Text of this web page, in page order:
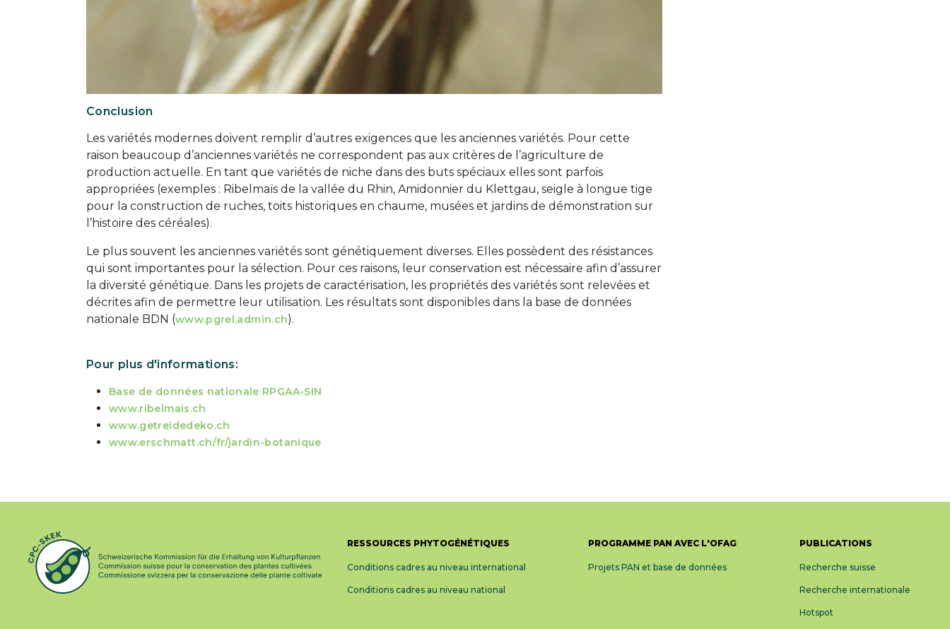
Conclusion
Les variétés modernes doivent remplir d’autres exigences que les anciennes variétés. Pour cette
raison beaucoup d’anciennes variétés ne correspondent pas aux critères de l’agriculture de
production actuelle. En tant que variétés de niche dans des buts spéciaux elles sont parfois
appropriées (exemples : Ribelmaïs de la vallée du Rhin, Amidonnier du Klettgau, seigle à longue tige
pour la construction de ruches, toits historiques en chaume, musées et jardins de démonstration sur
l’histoire des céréales).
Le plus souvent les anciennes variétés sont génétiquement diverses. Elles possèdent des résistances
qui sont importantes pour la sélection. Pour ces raisons, leur conservation est nécessaire afin d’assurer
la diversité génétique. Dans les projets de caractérisation, les propriétés des variétés sont relevées et
décrites afin de permettre leur utilisation. Les résultats sont disponibles dans la base de données
nationale BDN (www.pgrel.admin.ch).
Pour plus d'informations:
Base de données nationale RPGAA-SIN
www.ribelmais.ch
www.getreidedeko.ch
www.erschmatt.ch/fr/jardin-botanique
RESSOURCES PHYTOGÉNÉTIQUES
Conditions cadres au niveau international
Conditions cadres au niveau national
PROGRAMME PAN AVEC L'OFAG
Projets PAN et base de données
PUBLICATIONS
Recherche suisse
Recherche internationale
Hotspot